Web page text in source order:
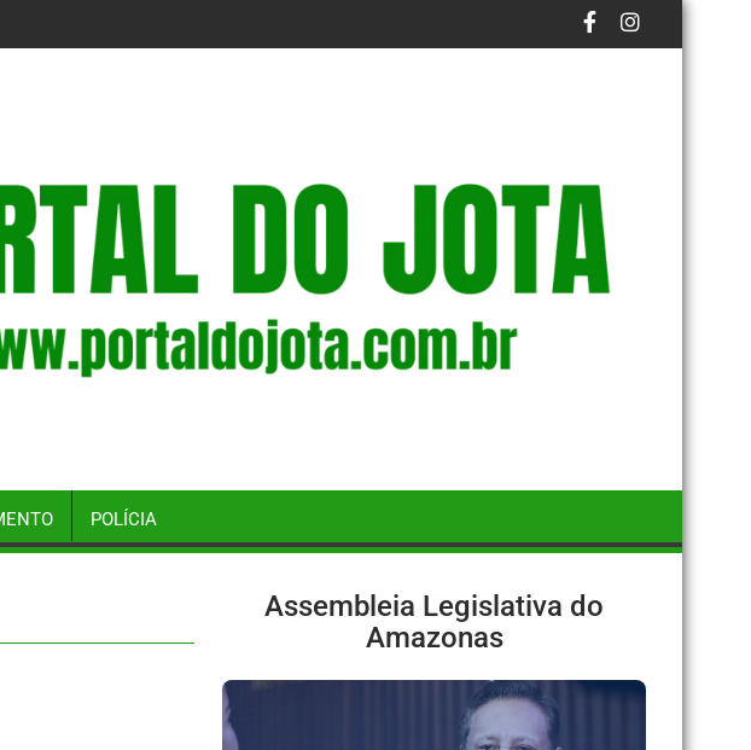
DA SEMSA PARA O PRAZO FINAL DO PROCESSO
POR DESPEJO DE RESÍDUOS NA BAÍA DE GUANABARAEM NOVA REDUÇÃO, COPOM BAIXA TAXA SELIC
POLÍCIA
Assembleia Legislativa do
Amazonas